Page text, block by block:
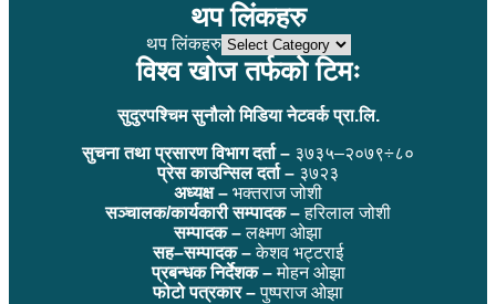
थप लिंकहरु
थप लिंकहरु
विश्व खोज तर्फको टिमः
सुदुरपश्चिम सुनौलो मिडिया नेटवर्क प्रा.लि.
सुचना तथा प्रसारण विभाग दर्ता – ३७३५–२०७९÷८०
प्रेस काउन्सिल दर्ता – ३७२३
अध्यक्ष – भक्तराज जोशी
सञ्चालक/कार्यकारी सम्पादक –हरिलाल जोशी
सम्पादक –लक्ष्मण ओझा
सह–सम्पादक –केशव भट्टराई
प्रबन्धक निर्देशक –मोहन ओझा
फोटो पत्रकार –पुष्पराज ओझा